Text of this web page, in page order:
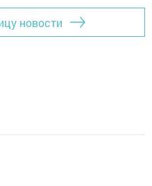
новости